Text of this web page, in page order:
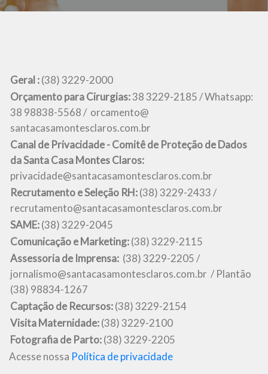
Geral :(38) 3229-2000
Orçamento para Cirurgias:38 3229-2185 / Whatsapp:
38 98838-5568 / orcamento@
santacasamontesclaros.com.br
Canal de Privacidade - Comitê de Proteção de Dados
da Santa Casa Montes Claros:
privacidade@santacasamontesclaros.com.br
Recrutamento e Seleção RH:(38) 3229-2433 /
recrutamento@santacasamontesclaros.com.br
SAME:(38) 3229-2045
Comunicação e Marketing:(38) 3229-2115
Assessoria de Imprensa: (38) 3229-2205 /
jornalismo@santacasamontesclaros.com.br / Plantão
(38) 98834-1267
Captação de Recursos:(38) 3229-2154
Visita Maternidade:(38) 3229-2100
Fotografia de Parto:(38) 3229-2205
Acesse nossa Política de privacidade